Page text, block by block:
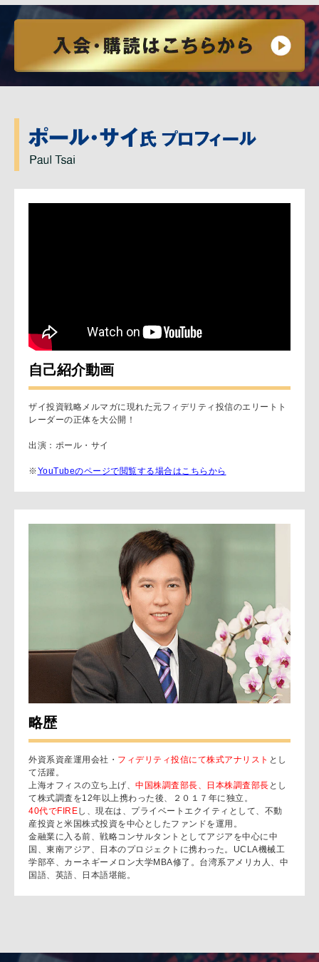
自己紹介動画
ザイ投資戦略メルマガに現れた元フィデリティ投信のエリートト
レーダーの正体を大公開！
出演：ポール・サイ
※YouTubeのページで閲覧する場合はこちらから
略歴
外資系資産運用会社・ フィデリティ投信にて株式アナリスト とし
て活躍。
上海オフィスの立ち上げ、 中国株調査部長、日本株調査部長 とし
て株式調査を12年以上携わった後、２０１７年に独立。
40代でFIREし、現在は、プライベートエクイティとして、不動
産投資と米国株式投資を中心としたファンドを運用。
金融業に入る前、戦略コンサルタントとしてアジアを中心に中
国、東南アジア、日本のプロジェクトに携わった。UCLA機械工
学部卒、カーネギーメロン大学MBA修了。台湾系アメリカ人、中
国語、英語、日本語堪能。